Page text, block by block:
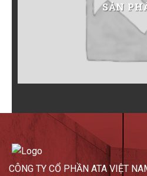
SẢN
CÔNG TY CỔ PHẦN ATA VIỆT